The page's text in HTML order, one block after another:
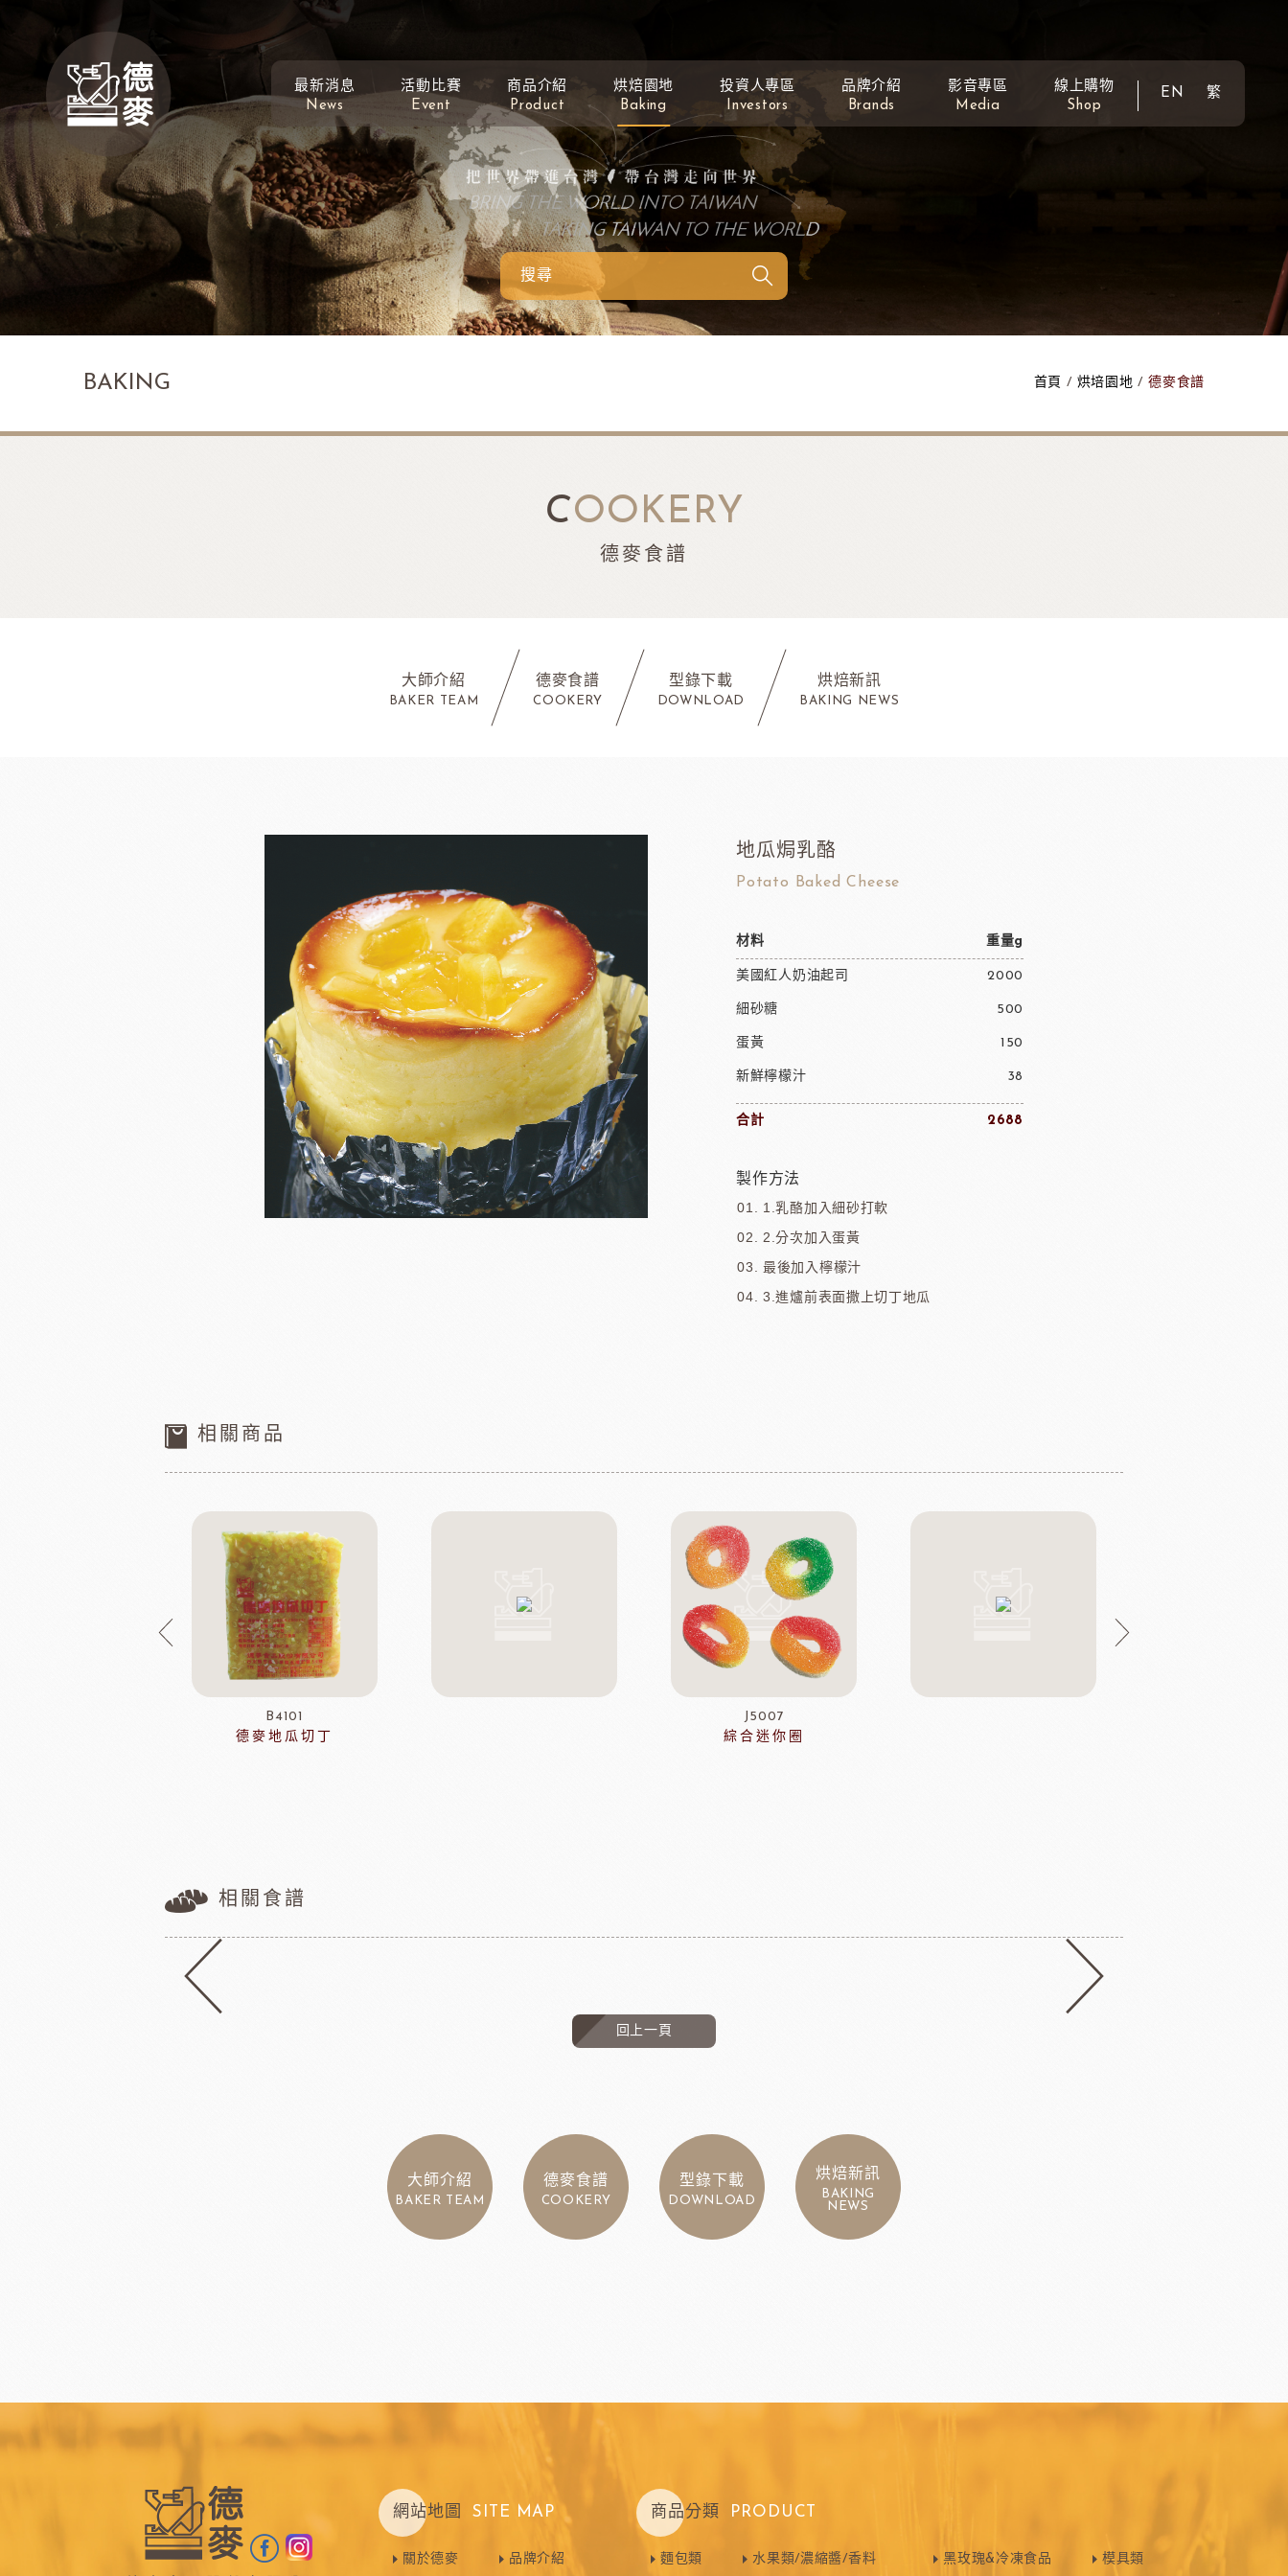
最新消息
News
活動比賽
Event
商品介紹
Product
烘焙園地
Baking
投資人專區
Investors
品牌介紹
Brands
影音專區
Media
線上購物
Shop
EN 繁
BAKING 首頁 烘培園地 德麥食譜
COOKERY
德麥食譜
大師介紹
BAKER TEAM
德麥食譜
COOKERY
型錄下載
DOWNLOAD
烘焙新訊
BAKING NEWS
地瓜焗乳酪
Potato Baked Cheese
材料 重量g
美國紅人奶油起司 2000
細砂糖 500
蛋黃 150
新鮮檸檬汁 38
合計 2688
製作方法
1.乳酪加入細砂打軟
2.分次加入蛋黃
最後加入檸檬汁
3.進爐前表面撒上切丁地瓜
相關商品
B4101
德麥地瓜切丁
J5007
綜合迷你圈
相關食譜
回上一頁
大師介紹
BAKER TEAM
德麥食譜
COOKERY
型錄下載
DOWNLOAD
烘焙新訊
BAKING
NEWS
網站地圖 SITE MAP
關於德麥 品牌介紹
商品分類 PRODUCT
麵包類 水果類/濃縮醬/香料 黑玫瑰&冷凍食品 模具類